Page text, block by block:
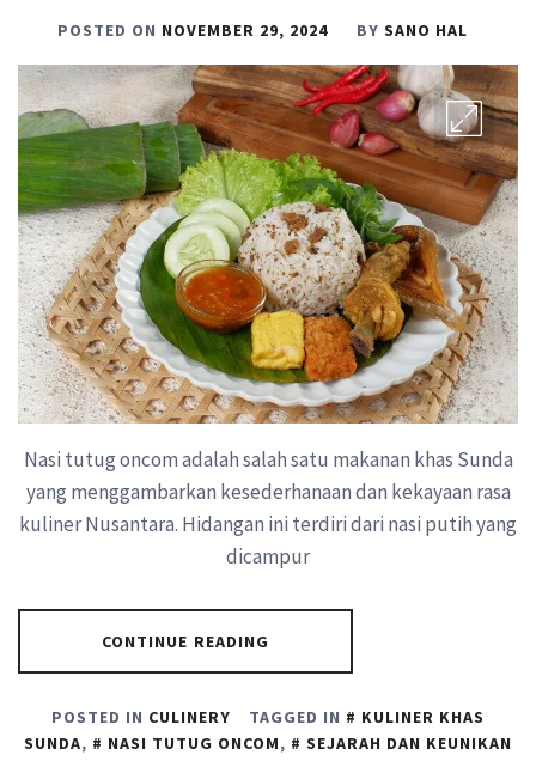
POSTED ON NOVEMBER 29, 2024 BY SANO HAL
Nasi tutug oncom adalah salah satu makanan khas Sunda
yang menggambarkan kesederhanaan dan kekayaan rasa
kuliner Nusantara. Hidangan ini terdiri dari nasi putih yang
dicampur
CONTINUE READING
POSTED IN CULINERY TAGGED IN
KULINER KHAS
SUNDA, NASI TUTUG ONCOM, SEJARAH DAN KEUNIKAN